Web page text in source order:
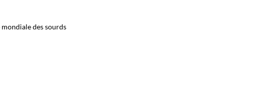
mondiale des sourds